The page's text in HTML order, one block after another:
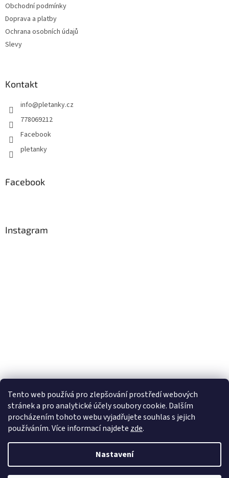
Tento web používá pro zlepšování prostředí webových
stránek a pro analytické účelysoubory cookie. Dalším
procházením tohoto webu vyjadřujete souhlas s jejich
používáním. Více informacínajdete zde.
Nastavení
Obchodní podmínky
Doprava a platby
Ochrana osobních údajů
Slevy
Kontakt
info@pletanky.cz
778069212
Facebook
pletanky
Facebook
Instagram
Sledovat na Instagramu